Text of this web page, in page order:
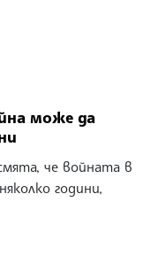
може да
че войната в
години,